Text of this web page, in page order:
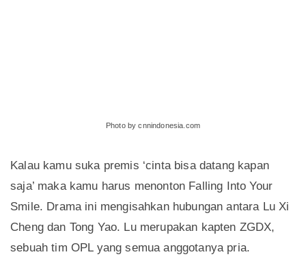
Photo by cnnindonesia.com
Kalau kamu suka premis ‘cinta bisa datang kapan
saja’ maka kamu harus menonton Falling Into Your
Smile. Drama ini mengisahkan hubungan antara Lu Xi
Cheng dan Tong Yao. Lu merupakan kapten ZGDX,
sebuah tim OPL yang semua anggotanya pria.